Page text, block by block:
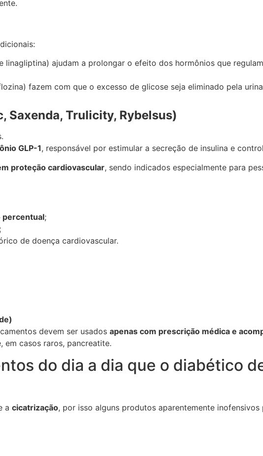
linagliptina) ajudam a prolongar o efeito dos hormônios que
fazem com que o excesso de glicose seja eliminado pela
Saxenda, Trulicity, Rybelsus)
GLP-1, responsável por estimular a secreção de insulina e
proteção cardiovascular, sendo indicados especialmente para
percentual;
de doença cardiovascular.
devem ser usados apenas com prescrição médica e
em casos raros, pancreatite.
do dia a dia que o diabético
a cicatrização, por isso alguns produtos aparentemente inofensivos